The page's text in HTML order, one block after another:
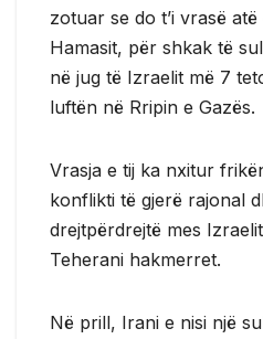
zotuar se do t’i vrasë
Hamasit, për shkak të
në jug të Izraelit më 7
luftën në Rripin e Gazës.
Vrasja e tij ka nxitur
konflikti të gjerë rajonal
drejtpërdrejtë mes
Teherani hakmerret.
Në prill, Irani e nisi një